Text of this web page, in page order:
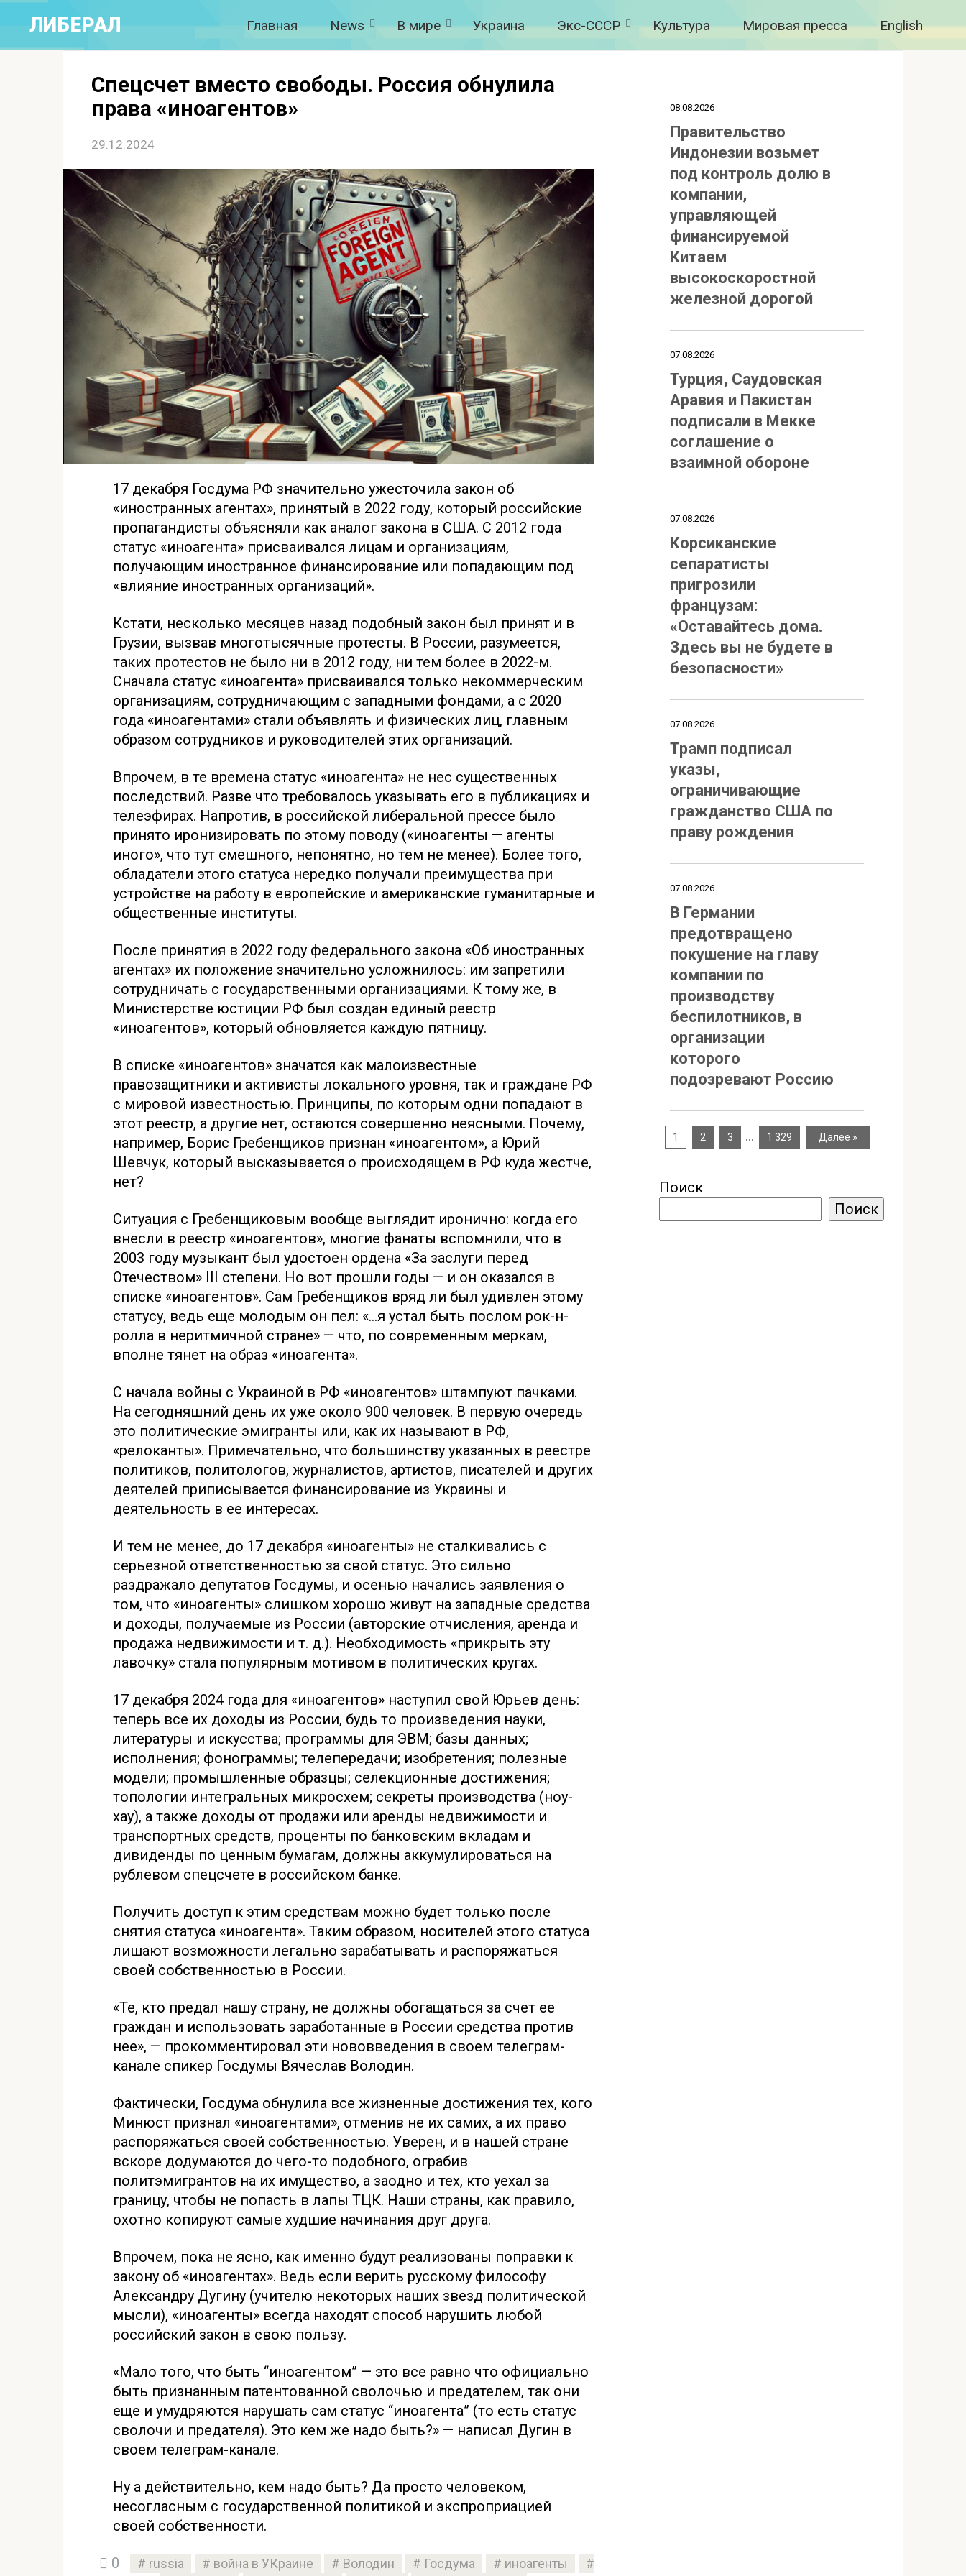
контенту
ЛИБЕРАЛ Главная News В мире Украина Экс-СССР Культура Мировая пресса English
Спецсчет вместо свободы. Россия обнулила
права «иноагентов»
29.12.2024
17 декабря Госдума РФ значительно ужесточила закон об
«иностранных агентах», принятый в 2022 году, который российские
пропагандисты объясняли как аналог закона в США. С 2012 года
статус «иноагента» присваивался лицам и организациям,
получающим иностранное финансирование или попадающим под
«влияние иностранных организаций».
Кстати, несколько месяцев назад подобный закон был принят и в
Грузии, вызвав многотысячные протесты. В России, разумеется,
таких протестов не было ни в 2012 году, ни тем более в 2022-м.
Сначала статус «иноагента» присваивался только некоммерческим
организациям, сотрудничающим с западными фондами, а с 2020
года «иноагентами» стали объявлять и физических лиц, главным
образом сотрудников и руководителей этих организаций.
Впрочем, в те времена статус «иноагента» не нес существенных
последствий. Разве что требовалось указывать его в публикациях и
телеэфирах. Напротив, в российской либеральной прессе было
принято иронизировать по этому поводу («иноагенты — агенты
иного», что тут смешного, непонятно, но тем не менее). Более того,
обладатели этого статуса нередко получали преимущества при
устройстве на работу в европейские и американские гуманитарные и
общественные институты.
После принятия в 2022 году федерального закона «Об иностранных
агентах» их положение значительно усложнилось: им запретили
сотрудничать с государственными организациями. К тому же, в
Министерстве юстиции РФ был создан единый реестр
«иноагентов», который обновляется каждую пятницу.
В списке «иноагентов» значатся как малоизвестные
правозащитники и активисты локального уровня, так и граждане РФ
с мировой известностью. Принципы, по которым одни попадают в
этот реестр, а другие нет, остаются совершенно неясными. Почему,
например, Борис Гребенщиков признан «иноагентом», а Юрий
Шевчук, который высказывается о происходящем в РФ куда жестче,
нет?
Ситуация с Гребенщиковым вообще выглядит иронично: когда его
внесли в реестр «иноагентов», многие фанаты вспомнили, что в
2003 году музыкант был удостоен ордена «За заслуги перед
Отечеством» III степени. Но вот прошли годы — и он оказался в
списке «иноагентов». Сам Гребенщиков вряд ли был удивлен этому
статусу, ведь еще молодым он пел: «…я устал быть послом рок-н-
ролла в неритмичной стране» — что, по современным меркам,
вполне тянет на образ «иноагента».
С начала войны с Украиной в РФ «иноагентов» штампуют пачками.
На сегодняшний день их уже около 900 человек. В первую очередь
это политические эмигранты или, как их называют в РФ,
«релоканты». Примечательно, что большинству указанных в реестре
политиков, политологов, журналистов, артистов, писателей и других
деятелей приписывается финансирование из Украины и
деятельность в ее интересах.
И тем не менее, до 17 декабря «иноагенты» не сталкивались с
серьезной ответственностью за свой статус. Это сильно
раздражало депутатов Госдумы, и осенью начались заявления о
том, что «иноагенты» слишком хорошо живут на западные средства
и доходы, получаемые из России (авторские отчисления, аренда и
продажа недвижимости и т. д.). Необходимость «прикрыть эту
лавочку» стала популярным мотивом в политических кругах.
17 декабря 2024 года для «иноагентов» наступил свой Юрьев день:
теперь все их доходы из России, будь то произведения науки,
литературы и искусства; программы для ЭВМ; базы данных;
исполнения; фонограммы; телепередачи; изобретения; полезные
модели; промышленные образцы; селекционные достижения;
топологии интегральных микросхем; секреты производства (ноу-
хау), а также доходы от продажи или аренды недвижимости и
транспортных средств, проценты по банковским вкладам и
дивиденды по ценным бумагам, должны аккумулироваться на
рублевом спецсчете в российском банке.
Получить доступ к этим средствам можно будет только после
снятия статуса «иноагента». Таким образом, носителей этого статуса
лишают возможности легально зарабатывать и распоряжаться
своей собственностью в России.
«Те, кто предал нашу страну, не должны обогащаться за счет ее
граждан и использовать заработанные в России средства против
нее», — прокомментировал эти нововведения в своем телеграм-
канале спикер Госдумы Вячеслав Володин.
Фактически, Госдума обнулила все жизненные достижения тех, кого
Минюст признал «иноагентами», отменив не их самих, а их право
распоряжаться своей собственностью. Уверен, и в нашей стране
вскоре додумаются до чего-то подобного, ограбив
политэмигрантов на их имущество, а заодно и тех, кто уехал за
границу, чтобы не попасть в лапы ТЦК. Наши страны, как правило,
охотно копируют самые худшие начинания друг друга.
Впрочем, пока не ясно, как именно будут реализованы поправки к
закону об «иноагентах». Ведь если верить русскому философу
Александру Дугину (учителю некоторых наших звезд политической
мысли), «иноагенты» всегда находят способ нарушить любой
российский закон в свою пользу.
«Мало того, что быть “иноагентом” — это все равно что официально
быть признанным патентованной сволочью и предателем, так они
еще и умудряются нарушать сам статус “иноагента” (то есть статус
сволочи и предателя). Это кем же надо быть?» — написал Дугин в
своем телеграм-канале.
Ну а действительно, кем надо быть? Да просто человеком,
несогласным с государственной политикой и экспроприацией
своей собственности.
0 russia война в УКраине Володин Госдума
иноагенты
08.08.2026
Правительство
Индонезии возьмет
под контроль долю в
компании,
управляющей
финансируемой
Китаем
высокоскоростной
железной дорогой
07.08.2026
Турция, Саудовская
Аравия и Пакистан
подписали в Мекке
соглашение о
взаимной обороне
07.08.2026
Корсиканские
сепаратисты
пригрозили
французам:
«Оставайтесь дома.
Здесь вы не будете в
безопасности»
07.08.2026
Трамп подписал
указы,
ограничивающие
гражданство США по
праву рождения
07.08.2026
В Германии
предотвращено
покушение на главу
компании по
производству
беспилотников, в
организации
которого
подозревают Россию
1 2 3 … 1 329 Далее »
Поиск
Поиск